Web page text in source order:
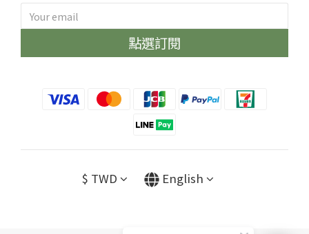
點選訂閱
$ TWD English